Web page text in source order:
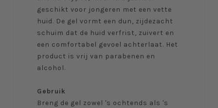
geschikt voor jongeren met een vette
huid. De gel vormt een dun, zijdezacht
schuim dat de huid verfrist, zuivert en
een comfortabel gevoel achterlaat. Het
product is vrij van parabenen en
alcohol.
Gebruik
Breng de gel zowel 's ochtends als 's